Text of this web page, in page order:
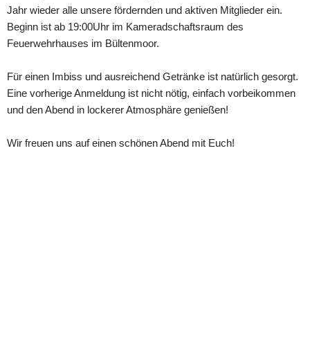
Jahr wieder alle unsere fördernden und aktiven Mitglieder ein.
Beginn ist ab 19:00Uhr im Kameradschaftsraum des
Feuerwehrhauses im Bültenmoor.
Für einen Imbiss und ausreichend Getränke ist natürlich gesorgt.
Eine vorherige Anmeldung ist nicht nötig, einfach vorbeikommen
und den Abend in lockerer Atmosphäre genießen!
Wir freuen uns auf einen schönen Abend mit Euch!